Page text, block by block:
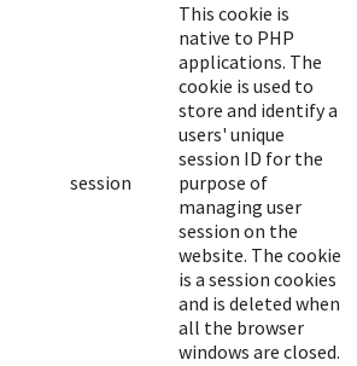
session
This cookie is
native to PHP
applications. The
cookie is used to
store and identify a
users' unique
session ID for the
purpose of
managing user
session on the
website. The cookie
is a session cookies
and is deleted when
all the browser
windows are closed.